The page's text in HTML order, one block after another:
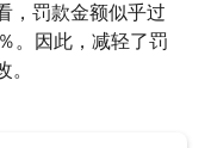
，罚款金额似乎过
。因此，减轻了罚